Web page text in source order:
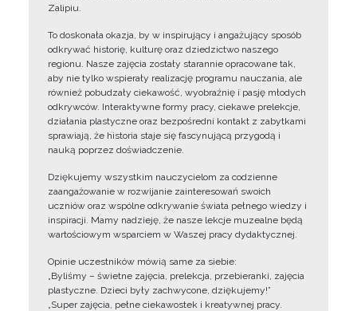
Zalipiu.
To doskonała okazja, by w inspirujący i angażujący sposób
odkrywać historię, kulturę oraz dziedzictwo naszego
regionu. Nasze zajęcia zostały starannie opracowane tak,
aby nie tylko wspierały realizację programu nauczania, ale
również pobudzały ciekawość, wyobraźnię i pasję młodych
odkrywców. Interaktywne formy pracy, ciekawe prelekcje,
działania plastyczne oraz bezpośredni kontakt z zabytkami
sprawiają, że historia staje się fascynującą przygodą i
nauką poprzez doświadczenie.
Dziękujemy wszystkim nauczycielom za codzienne
zaangażowanie w rozwijanie zainteresowań swoich
uczniów oraz wspólne odkrywanie świata pełnego wiedzy i
inspiracji. Mamy nadzieję, że nasze lekcje muzealne będą
wartościowym wsparciem w Waszej pracy dydaktycznej.
Opinie uczestników mówią same za siebie:
„Byliśmy – świetne zajęcia, prelekcja, przebieranki, zajęcia
plastyczne. Dzieci były zachwycone, dziękujemy!”
„Super zajęcia, pełne ciekawostek i kreatywnej pracy.